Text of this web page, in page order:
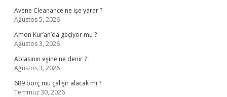
Avene Cleanance ne işe yarar ?
Ağustos 5, 2026
Amon Kur’an’da geçiyor mu ?
Ağustos 3, 2026
Ablasının eşine ne denir ?
Ağustos 3, 2026
689 borç mu çalişir alacak mı ?
Temmuz 30, 2026